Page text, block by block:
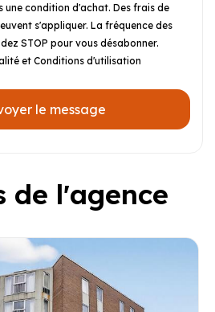
une condition d'achat. Des frais de
s'appliquer. La fréquence des
STOP pour vous désabonner.
et Conditions d'utilisation
le message
de l'agence